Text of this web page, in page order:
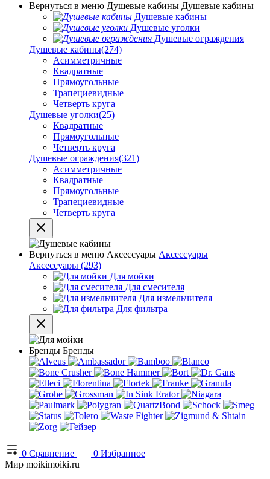
Вернуться в меню Душевые кабины Душевые кабины
Душевые кабины
Душевые уголки
Душевые ограждения
Душевые кабины(274)
Асимметричные
Квадратные
Прямоугольные
Трапециевидные
Четверть круга
Душевые уголки(25)
Квадратные
Прямоугольные
Четверть круга
Душевые ограждения(321)
Асимметричные
Квадратные
Прямоугольные
Трапециевидные
Четверть круга
Вернуться в меню Аксессуары Аксессуары
Аксессуары (293)
Для мойки
Для смесителя
Для измельчителя
Для фильтра
Бренды Бренды
0 Сравнение 0 Избранное
Мир moikimoiki.ru